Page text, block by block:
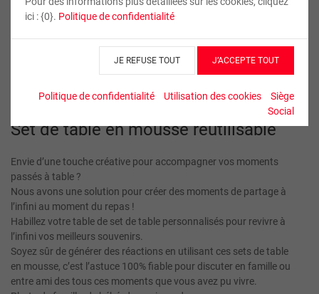
ici : {0}. Politique de confidentialité
JE REFUSE TOUT J’ACCEPTE TOUT
Politique de confidentialité Utilisation des cookies
Siège
Social
1 Set de table mousse
Set de table en mousse réutilisable
Envie d’une touche créative pour accompagner vos moments
passés à table ?
Nous avons une solution pour créer des moments de partage à
l’infini au moment du repas !
Habillez votre table de set de table personnalisés pour revivre à
l’infini vos meilleurs souvenirs.
Soyez sûr de générer des réactions en utilisant ces sets de table
en mousse, c’est l’astuce 100% fiable pour discuter en famille ou
entre ami des tous ces moments que vous avez pu vivre.